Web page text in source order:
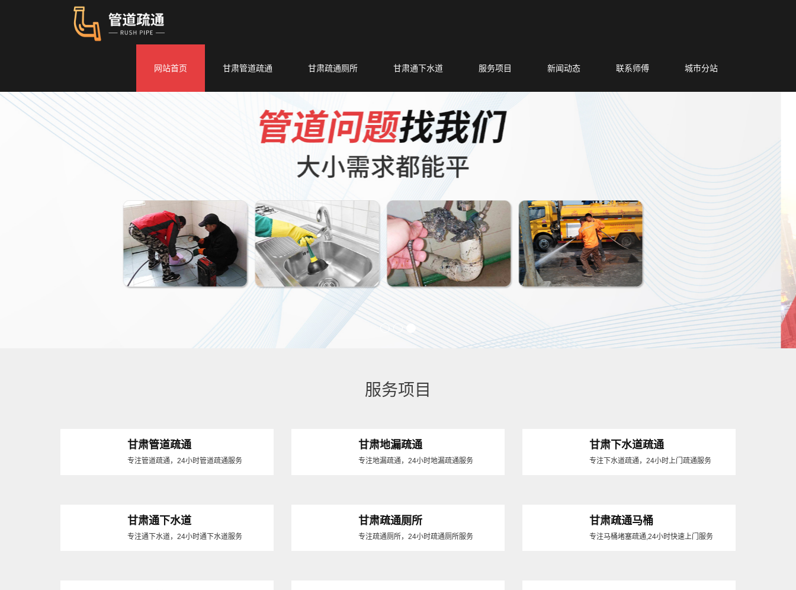
网站首页 甘肃管道疏通 甘肃疏通厕所 甘肃通下水道 服务项目 新闻动态 联系师傅 城市分站
服务项目
甘肃管道疏通
专注管道疏通，24小时管道疏通服务
甘肃地漏疏通
专注地漏疏通，24小时地漏疏通服务
甘肃下水道疏通
专注下水道疏通，24小时上门疏通服务
甘肃通下水道
专注通下水道，24小时通下水道服务
甘肃疏通厕所
专注疏通厕所，24小时疏通厕所服务
甘肃疏通马桶
专注马桶堵塞疏通,24小时快速上门服务